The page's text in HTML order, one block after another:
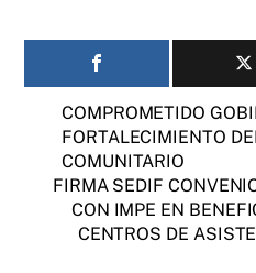
COMPROMETIDO
FORTALECIMIENTO
COMUNITARIO
FIRMA SEDIF
CON IMPE EN
CENTROS DE